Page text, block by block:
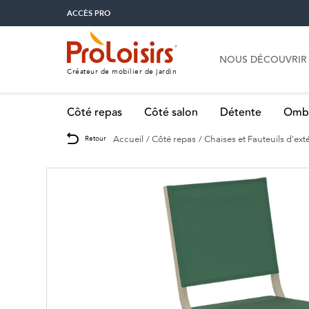
ACCÈS PRO
Créateur de mobilier de jardin
NOUS DÉCOUVRIR
Côté repas Côté salon Détente
Retour Accueil Côté repas Chaises et Fauteuils